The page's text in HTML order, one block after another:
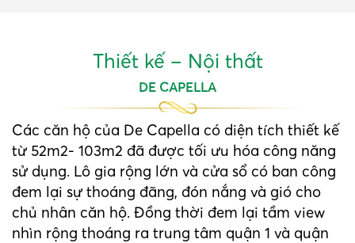
Thiết kế – Nội thất
DE CAPELLA
Các căn hộ của De Capella có diện tích thiết kế
từ 52m2- 103m2 đã được tối ưu hóa công năng
sử dụng. Lô gia rộng lớn và cửa sổ có ban công
đem lại sự thoáng đãng, đón nắng và gió cho
chủ nhân căn hộ. Đồng thời đem lại tầm view
nhìn rộng thoáng ra trung tâm quận 1 và quận